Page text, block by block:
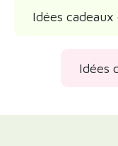
Idées
Idées